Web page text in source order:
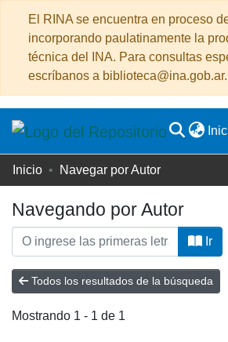
El RINA se encuentra en proceso
incorporando paulatinamente la
técnica del INA. Para consultas
escríbanos a biblioteca@ina.gob.ar.
Comunidades
&
Colecciones
Todo de INA
Inicio Navegar por Autor
Navegando por Autor
Ir
Todos los resultados de la búsqueda
Mostrando 1 - 1 de 1